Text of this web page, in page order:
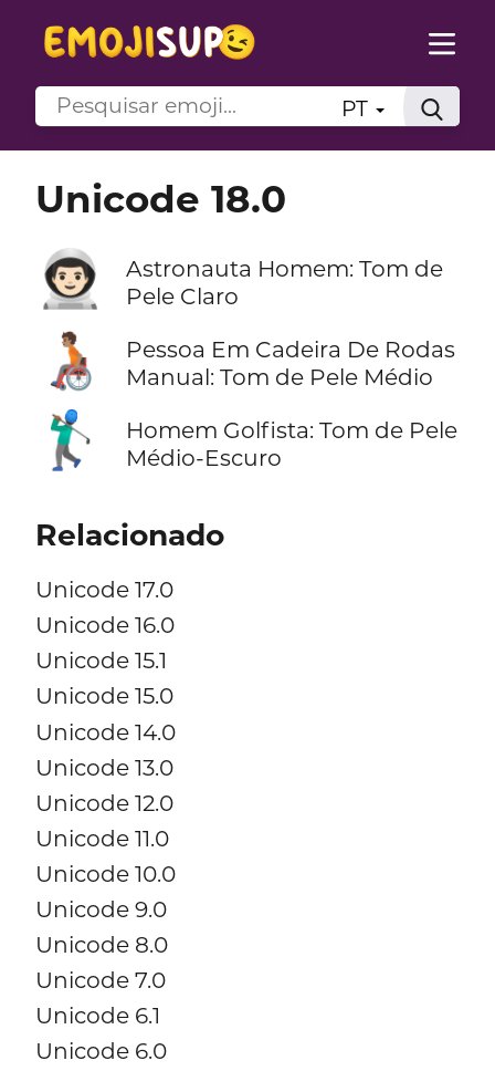
PT
Unicode 18.0
👨🏻‍🚀
Astronauta Homem: Tom de
Pele Claro
🧑🏽‍🦽
Pessoa Em Cadeira De Rodas
Manual: Tom de Pele Médio
🏌🏾‍♂️
Homem Golfista: Tom de Pele
Médio-Escuro
Relacionado
Unicode 17.0
Unicode 16.0
Unicode 15.1
Unicode 15.0
Unicode 14.0
Unicode 13.0
Unicode 12.0
Unicode 11.0
Unicode 10.0
Unicode 9.0
Unicode 8.0
Unicode 7.0
Unicode 6.1
Unicode 6.0